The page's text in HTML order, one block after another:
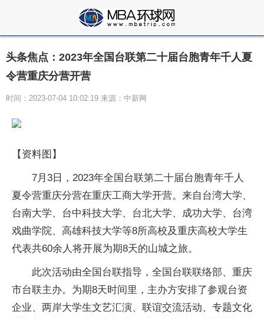
头条焦点：2023年全国台联第二十届台胞青年千人夏
令营重庆分营开营
时间：2023-07-04 10:02:19 来源：中新网
【资料图】
7月3日，2023年全国台联第二十届台胞青年千人
夏令营重庆分营在重庆工商大学开营。来自台湾大学、
台南大学、台中科技大学、台北大学、成功大学、台湾
戏曲学院、高雄科技大学等8所高校及重庆高校大学生
代表共60余人将开展为期8天的山城之旅。
此次活动由全国台联指导，全国台联联络部、重庆
市台联主办。为期8天时间里，主办方安排了参观台资
企业、两岸大学生文艺汇演、联谊交流活动、专题文化